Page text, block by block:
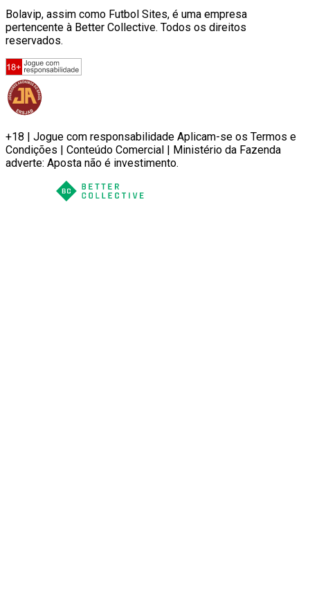
Bolavip, assim como Futbol Sites, é uma empresa
pertencente à Better Collective. Todos os direitos
reservados.
+18 | Jogue com responsabilidade Aplicam-se os Termos e
Condições | Conteúdo Comercial | Ministério da Fazenda
adverte: Aposta não é investimento.